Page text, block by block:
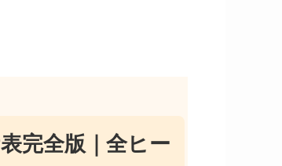
完全版｜全ヒー